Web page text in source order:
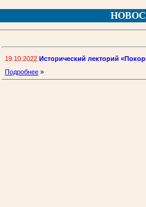
19.10.2022 Исторический лекторий
Подробнее »